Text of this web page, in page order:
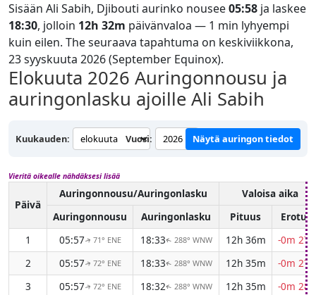
Sisään Ali Sabih, Djibouti aurinko nousee05:58 ja laskee
18:30, jolloin 12h 32m päivänvaloa — 1 min lyhyempi
kuin eilen. The seuraava tapahtuma on keskiviikkona,
23 syyskuuta 2026 (September Equinox).
Elokuuta 2026 Auringonnousu ja
auringonlasku ajoille Ali Sabih
Kuukauden: Vuosi: Näytä auringon tiedot
Vieritä oikealle nähdäksesi lisää
Päivä
Auringonnousu/Auringonlasku
Valoisa aika
Auringonnousu
Auringonlasku Pituus
Erotus
1
05:57↑ 71° ENE 18:33↑ 288° WNW 12h 36m
-0m 27s
2
05:57↑ 72° ENE 18:33↑ 288° WNW 12h 35m
-0m 27s
3
05:57↑ 72° ENE 18:32↑ 288° WNW 12h 35m
-0m 28s